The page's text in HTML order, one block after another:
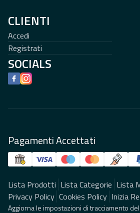
CLIENTI
Accedi
Registrati
SOCIALS
Facebook
Instagram
Pagamenti Accettati
Lista Prodotti Lista Categorie Lista
Privacy Policy Cookies Policy Inizia
Aggiorna le impostazioni di tracciamento